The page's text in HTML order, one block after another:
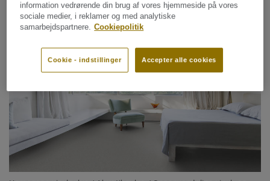
IQ GRANIT
information vedrørende din brug af vores hjemmeside på vores
sociale medier, i reklamer og med analytiske
samarbejdspartnere.
Cookiepolitik
Accepter alle cookies
Cookie - indstillinger